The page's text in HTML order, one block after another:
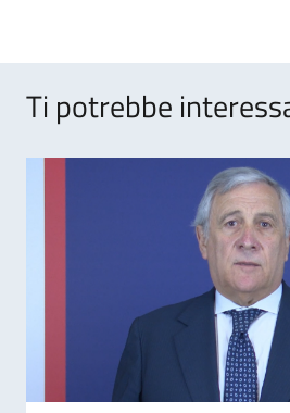
Ti potrebbe